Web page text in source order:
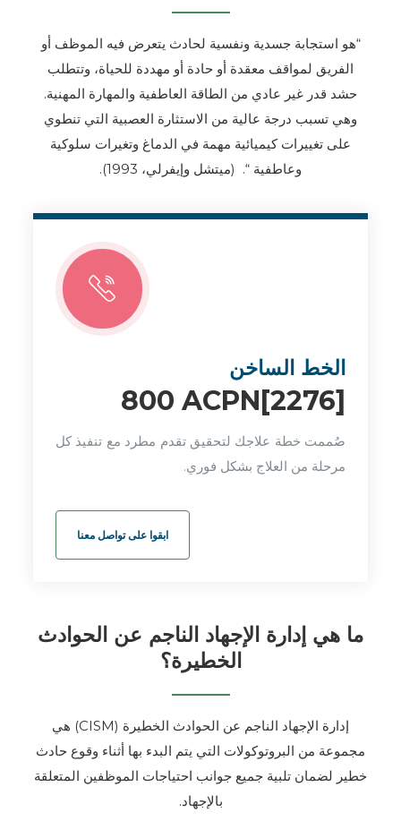
“هو استجابة جسدية ونفسية لحادث يتعرض فيه الموظف أو
الفريق لمواقف معقدة أو حادة أو مهددة للحياة، وتتطلب
حشد قدر غير عادي من الطاقة العاطفية والمهارة المهنية.
وهي تسبب درجة عالية من الاستثارة العصبية التي تنطوي
على تغييرات كيميائية مهمة في الدماغ وتغيرات سلوكية
وعاطفية “. (ميتشل وإيفرلي، 1993).
الخط الساخن
800 ACPN[2276]
صُممت خطة علاجك لتحقيق تقدم مطرد مع تنفيذ كل
مرحلة من العلاج بشكل فوري.
ابقوا على تواصل معنا
ما هي إدارة الإجهاد الناجم عن الحوادث
الخطيرة؟
إدارة الإجهاد الناجم عن الحوادث الخطيرة (CISM) هي
مجموعة من البروتوكولات التي يتم البدء بها أثناء وقوع حادث
خطير لضمان تلبية جميع جوانب احتياجات الموظفين المتعلقة
بالإجهاد.